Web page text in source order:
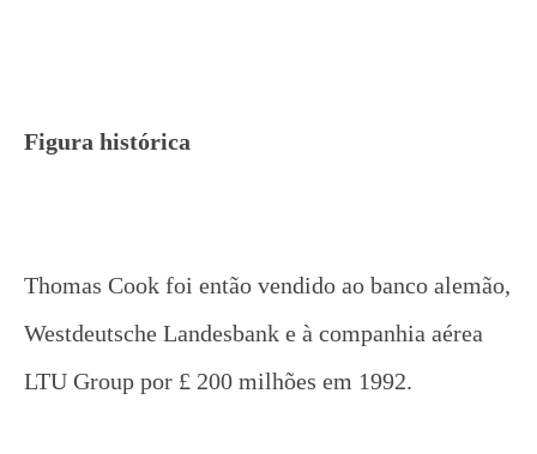
Figura histórica
Thomas Cook foi então vendido ao banco alemão,
Westdeutsche Landesbank e à companhia aérea
LTU Group por £ 200 milhões em 1992.